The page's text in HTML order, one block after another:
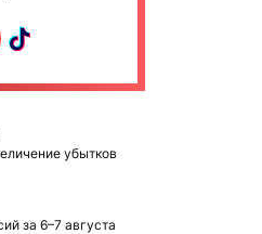
убытков
за 6–7 августа